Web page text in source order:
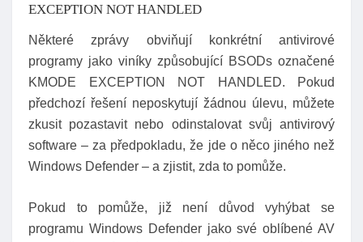
EXCEPTION NOT HANDLED
Některé zprávy obviňují konkrétní antivirové
programy jako viníky způsobující BSODs označené
KMODE EXCEPTION NOT HANDLED. Pokud
předchozí řešení neposkytují žádnou úlevu, můžete
zkusit pozastavit nebo odinstalovat svůj antivirový
software – za předpokladu, že jde o něco jiného než
Windows Defender – a zjistit, zda to pomůže.
Pokud to pomůže, již není důvod vyhýbat se
programu Windows Defender jako své oblíbené AV